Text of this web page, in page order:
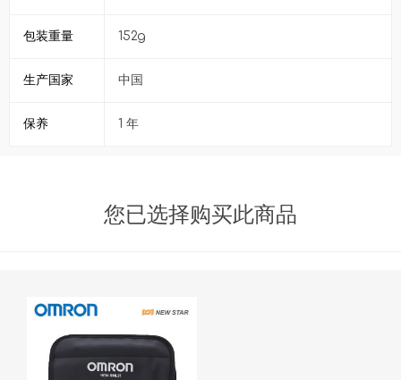
包装重量 152g
生产国家 中国
保养 1 年
您已选择购买此商品